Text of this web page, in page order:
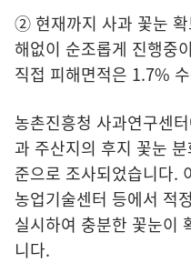
② 현재까지 사과 꽃눈
해없이 순조롭게 진행중
직접 피해면적은 1.7%
농촌진흥청 사과연구센
과 주산지의 후지 꽃눈
준으로 조사되었습니다.
농업기술센터 등에서 적
실시하여 충분한 꽃눈이
니다.